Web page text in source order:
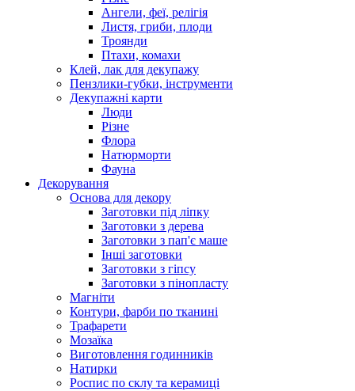
Ангели, феї, релігія
Листя, гриби, плоди
Троянди
Птахи, комахи
Клей, лак для декупажу
Пензлики-губки, інструменти
Декупажні карти
Люди
Різне
Флора
Натюрморти
Фауна
Декорування
Основа для декору
Заготовки під ліпку
Заготовки з дерева
Заготовки з пап'є маше
Інші заготовки
Заготовки з гіпсу
Заготовки з пінопласту
Магніти
Контури, фарби по тканині
Трафарети
Мозаїка
Виготовлення годинників
Натирки
Роспис по склу та керамиці